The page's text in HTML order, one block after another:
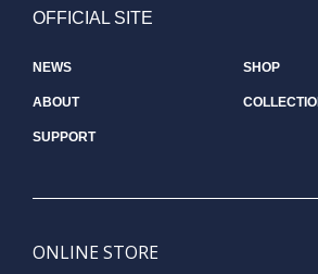
OFFICIAL SITE
NEWS SHOP
ABOUT
SUPPORT
ONLINE STORE